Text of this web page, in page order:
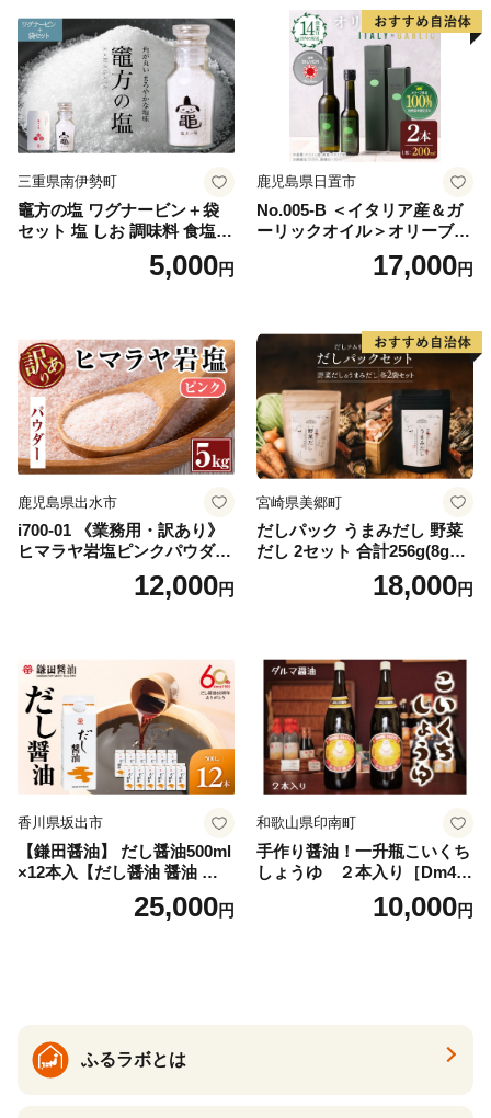
三重県南伊勢町
竈方の塩 ワグナービン＋袋
セット 塩 しお 調味料 食塩
天然 ミネラル 調味料 ソルト
salt 料理 味付 おにぎり 三重
5,000円
鹿児島県日置市
No.005-B ＜イタリア産＆ガ
ーリックオイル＞オリーブオ
イルセット(200ml×2本) 日置
市 特産品 調味料 油 エキスト
ブ】
17,000円
鹿児島県出水市
i700-01 《業務用・訳あり》
ヒマラヤ岩塩ピンクパウダー
タイプ(5kg) 岩塩 塩 調味料
しお 保存料不使用 天然 パウ
ティースマイル】
12,000円
宮崎県美郷町
だしパック うまみだし 野菜
だし 2セット 合計256g(8g×8
パック×2種×2セット) [岡田商
店 宮崎県 美郷町 31ac0069]
18,000円
香川県坂出市
【鎌田醤油】 だし醤油500ml
×12本入【だし醤油 醤油 人気
おすすめ 人気だし醤油 出汁
25,000円
和歌山県印南町
手作り醤油！一升瓶こいくち
しょうゆ ２本入り［Dm4］
｜手作り 醤油 和歌山県 印南
町 一升瓶 こいくちしょうゆ
10,000円
ふるラボとは